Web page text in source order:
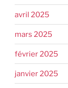
avril 2025
mars 2025
février 2025
janvier 2025